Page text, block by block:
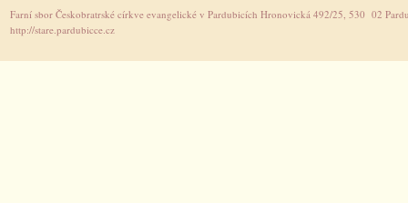
Farní sbor Českobratrské církve evangelické v Pardubicích Hronovická 492/25, 530 02
http://stare.pardubicce.cz